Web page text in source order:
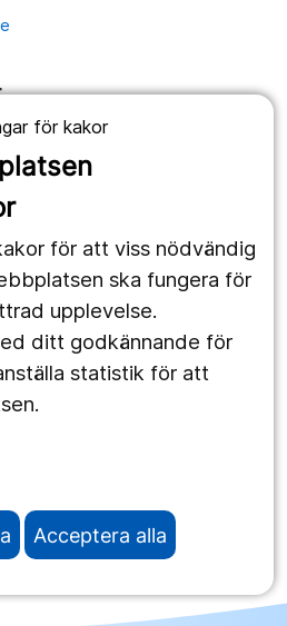
för kakor
för att viss nödvändig
ska fungera för
upplevelse.
ditt godkännande för
statistik för att
Acceptera alla